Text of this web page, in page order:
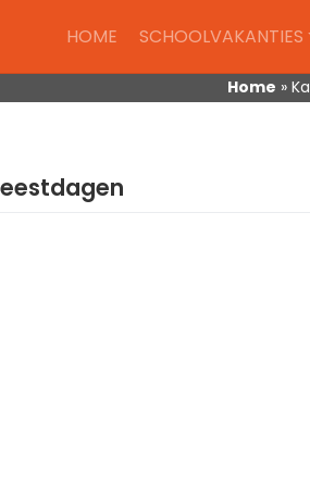
HOME SCHOOLVAKANTIES
Home »